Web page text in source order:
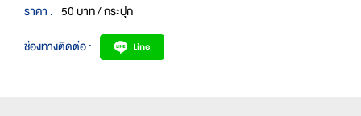
ราคา : 50 บาท / กระปุก
ช่องทางติดต่อ :